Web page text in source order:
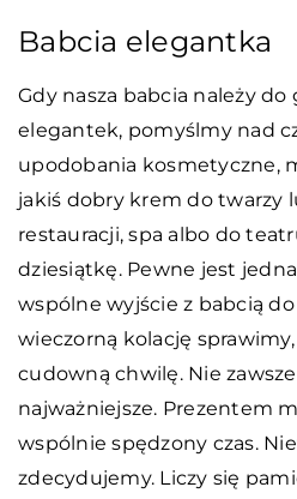
Babcia elegantka
Gdy nasza babcia należy
elegantek, pomyślmy nad
upodobania kosmetyczne,
jakiś dobry krem do twarzy
restauracji, spa albo do
dziesiątkę. Pewne jest
wspólne wyjście z babcią
wieczorną kolację
cudowną chwilę. Nie
najważniejsze. Prezentem
wspólnie spędzony czas.
zdecydujemy. Liczy się